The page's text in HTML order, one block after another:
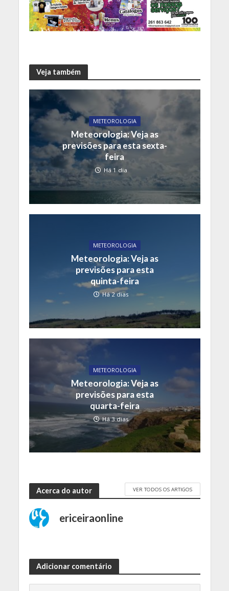
Veja também
METEOROLOGIA
Meteorologia: Veja as
previsões para esta sexta-
feira
Há 1 dia
METEOROLOGIA
Meteorologia: Veja as
previsões para esta
quinta-feira
Há 2 dias
METEOROLOGIA
Meteorologia: Veja as
previsões para esta
quarta-feira
Há 3 dias
Acerca do autor VER TODOS OS ARTIGOS
ericeiraonline
Adicionar comentário